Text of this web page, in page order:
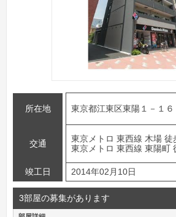
所在地 東京都江東区東陽１－１６
交通
東京メトロ 東西線 木場 徒
東京メトロ 東西線 東陽町
竣工日 2014年02月10日
3部屋の募集があります